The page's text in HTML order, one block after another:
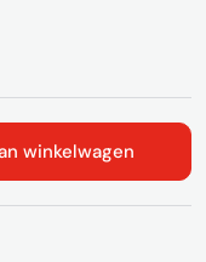
S75 FP
Klapstoel S75
winkelwagen